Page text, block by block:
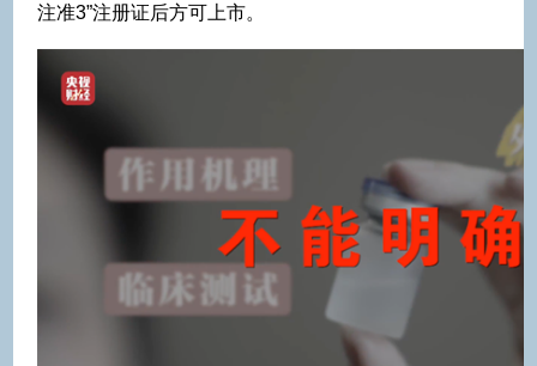
注准3”注册证后方可上市。